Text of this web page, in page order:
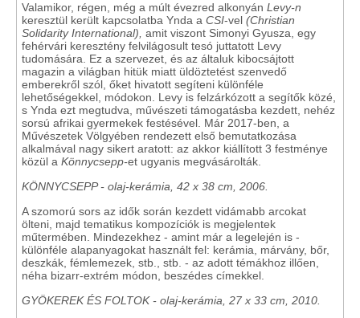
Valamikor, régen, még a múlt évezred alkonyán Levy-n
keresztül került kapcsolatba Ynda a CSI-vel (Christian
Solidarity International), amit viszont Simonyi Gyusza, egy
fehérvári keresztény felvilágosult tesó juttatott Levy
tudomására. Ez a szervezet, és az általuk kibocsájtott
magazin a világban hitük miatt üldöztetést szenvedő
emberekről szól, őket hivatott segíteni különféle
lehetőségekkel, módokon. Levy is felzárkózott a segítők közé,
s Ynda ezt megtudva, művészeti támogatásba kezdett, nehéz
sorsú afrikai gyermekek festésével. Már 2017-ben, a
Művészetek Völgyében rendezett első bemutatkozása
alkalmával nagy sikert aratott: az akkor kiállított 3 festménye
közül a Könnycsepp-et ugyanis megvásárolták.
KÖNNYCSEPP - olaj-kerámia, 42 x 38 cm, 2006.
A szomorú sors az idők során kezdett vidámabb arcokat
ölteni, majd tematikus kompozíciók is megjelentek
műtermében. Mindezekhez - amint már a legelején is -
különféle alapanyagokat használt fel: kerámia, márvány, bőr,
deszkák, fémlemezek, stb., stb. - az adott témákhoz illően,
néha bizarr-extrém módon, beszédes címekkel.
GYÖKEREK ÉS FOLTOK - olaj-kerámia, 27 x 33 cm, 2010.